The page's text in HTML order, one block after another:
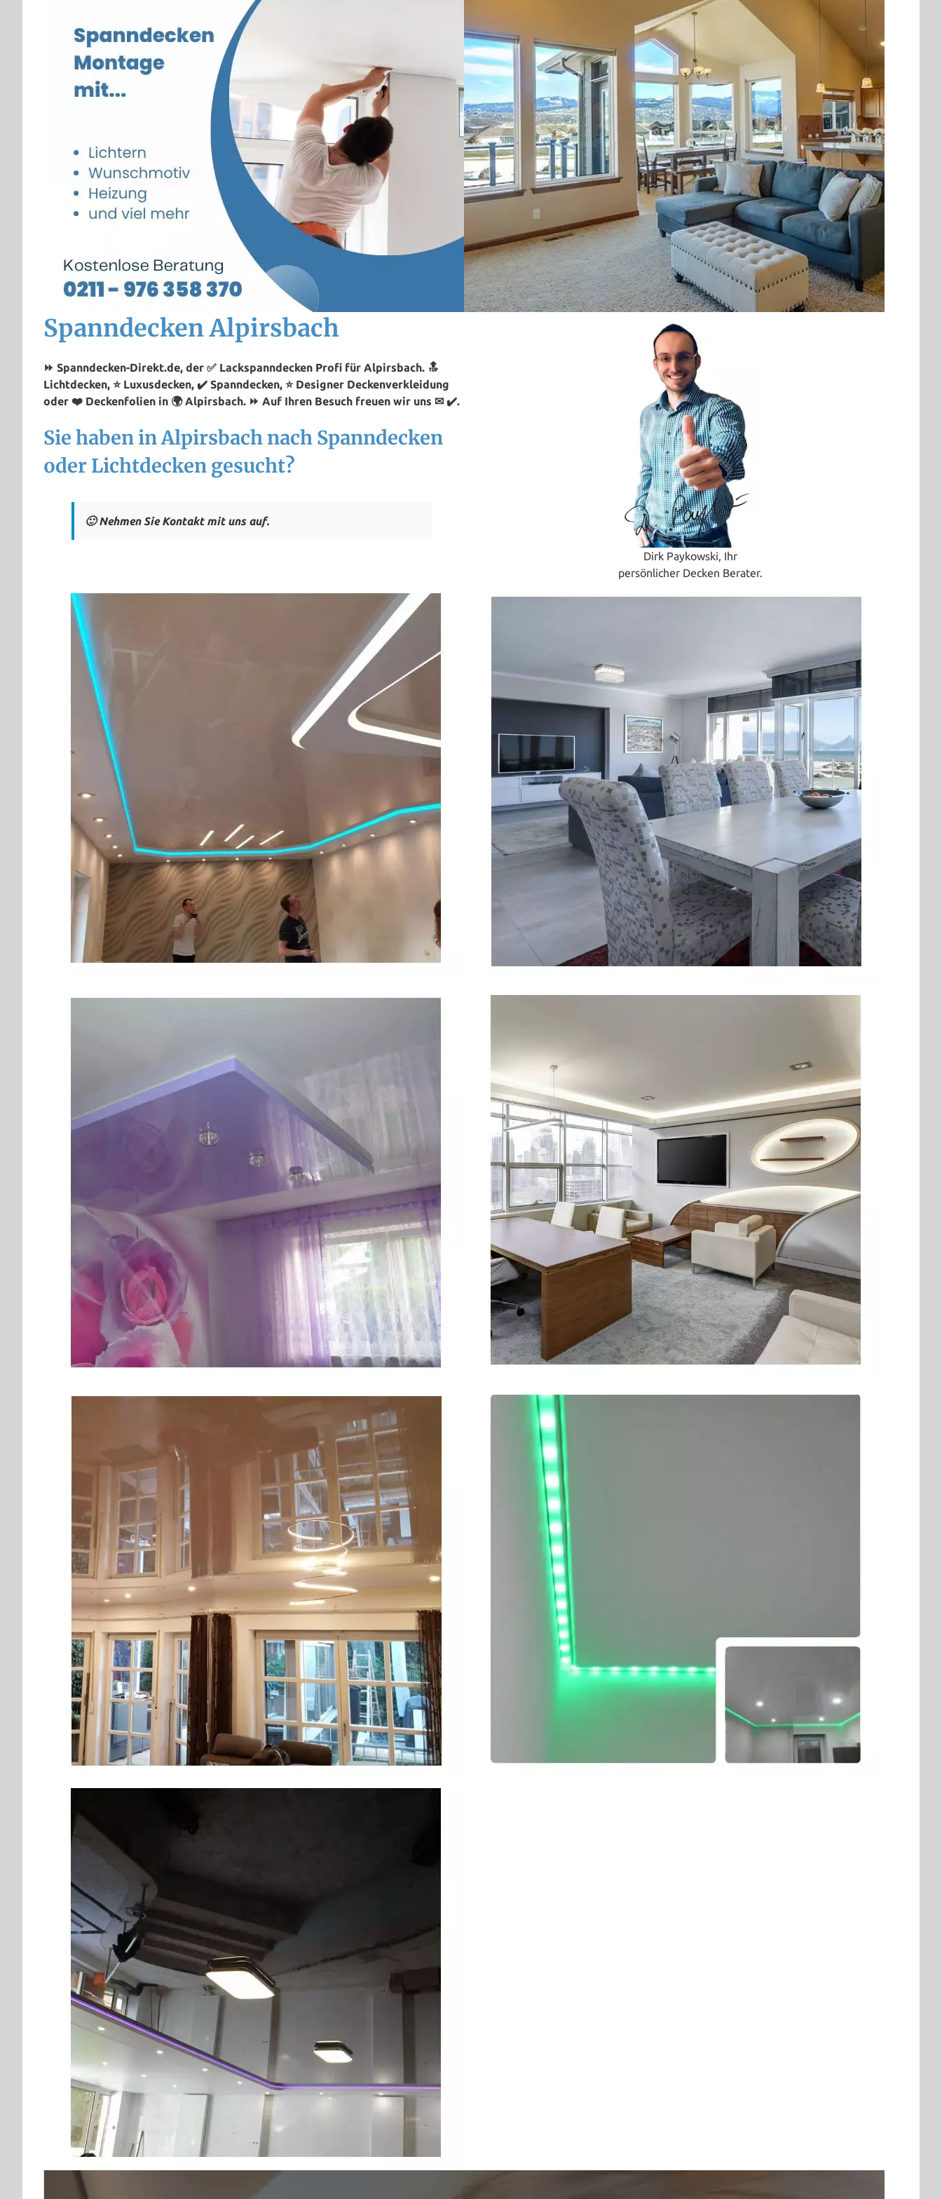
Spanndecken Alpirsbach
⏩ Spanndecken-Direkt.de, der ✅ Lackspanndecken Profi für Alpirsbach. 🔝
Lichtdecken, ⭐ Luxusdecken, ✔️ Spanndecken, ⭐ Designer Deckenverkleidung
oder ❤️ Deckenfolien in 🌍 Alpirsbach. ⏩ Auf Ihren Besuch freuen wir uns ✉ ✔️.
Sie haben in Alpirsbach nach Spanndecken
oder Lichtdecken gesucht?
🙂 Nehmen Sie Kontakt mit uns auf.
Dirk Paykowski, Ihr
persönlicher Decken Berater.